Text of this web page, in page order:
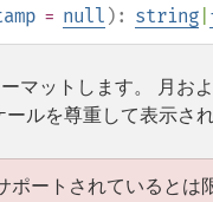
= null ): string
マットします。 月お
ルを尊重して表示され
ートされているとは